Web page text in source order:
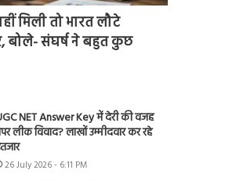
मिली तो भारत लौटे
बोले- संघर्ष ने बहुत कुछ
NET Answer Key में देरी की वजह
लीक विवाद? लाखों उम्मीदवार कर रहे
26 July 2026 - 6:11 PM